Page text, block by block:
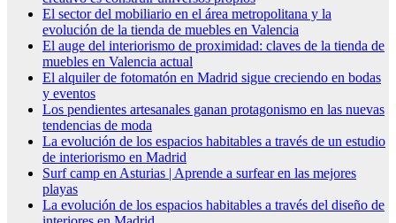
El sector del mobiliario en el área metropolitana y la
evolución de la tienda de muebles en Valencia
El auge del interiorismo de proximidad: claves de la tienda de
muebles en Valencia actual
El alquiler de fotomatón en Madrid sigue creciendo en bodas
y eventos
Los pendientes artesanales ganan protagonismo en las nuevas
tendencias de moda
La evolución de los espacios habitables a través de un estudio
de interiorismo en Madrid
Surf camp en Asturias | Aprende a surfear en las mejores
playas
La evolución de los espacios habitables a través del diseño de